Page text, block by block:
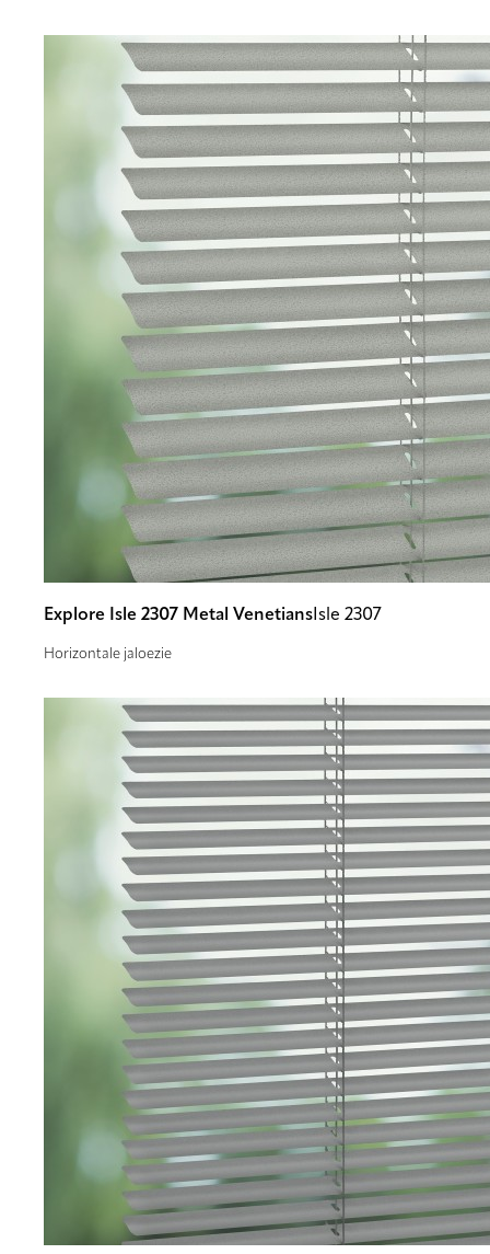
Explore Isle 2307 Metal Venetians Isle 2307
Horizontale jaloezie